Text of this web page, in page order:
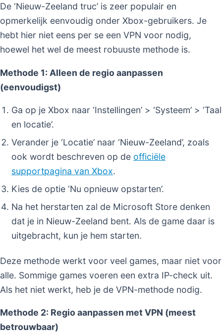
De ‘Nieuw-Zeeland truc’ is zeer populair en
opmerkelijk eenvoudig onder Xbox-gebruikers. Je
hebt hier niet eens per se een VPN voor nodig,
hoewel het wel de meest robuuste methode is.
Methode 1: Alleen de regio aanpassen
(eenvoudigst)
Ga op je Xbox naar ‘Instellingen’ > ‘Systeem’ > ‘Taal
en locatie’.
Verander je ‘Locatie’ naar ‘Nieuw-Zeeland’, zoals
ook wordt beschreven op de officiële
supportpagina van Xbox.
Kies de optie ‘Nu opnieuw opstarten’.
Na het herstarten zal de Microsoft Store denken
dat je in Nieuw-Zeeland bent. Als de game daar is
uitgebracht, kun je hem starten.
Deze methode werkt voor veel games, maar niet voor
alle. Sommige games voeren een extra IP-check uit.
Als het niet werkt, heb je de VPN-methode nodig.
Methode 2: Regio aanpassen met VPN (meest
betrouwbaar)